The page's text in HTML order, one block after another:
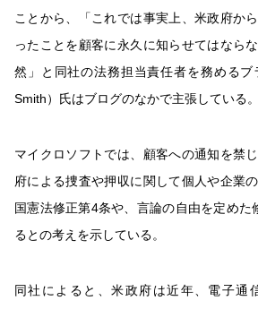
ことから、「これでは事実上、米政府か
ったことを顧客に永久に知らせてはなら
然」と同社の法務担当責任者を務めるブ
Smith）氏はブログのなかで主張している。
マイクロソフトでは、顧客への通知を禁
府による捜査や押収に関して個人や企業
国憲法修正第4条や、言論の自由を定めた
るとの考えを示している。
同社によると、米政府は近年、電子通